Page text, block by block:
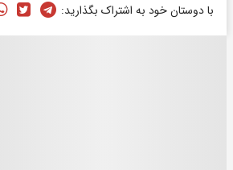
با دوستان خود به اشتراک بگذارید: